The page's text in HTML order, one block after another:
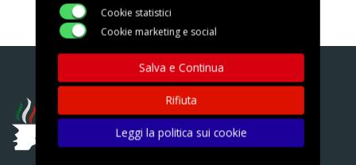
Cookie statistici
Cookie marketing e social
Salva e Continua
Rifiuta
Leggi la politica sui cookie